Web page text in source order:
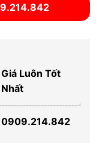
Giá Luôn Tốt
Nhất
0909.214.842